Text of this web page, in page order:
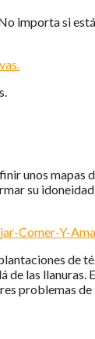
importa si
unos mapas
su
de
las
problemas de